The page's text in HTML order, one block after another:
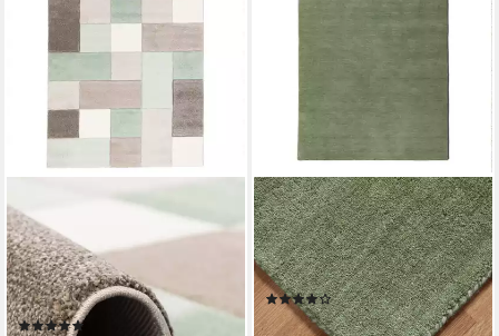
Designteppich Designer
Teppich Maui Pastell Grün
Beige Karo, Rechteckig, Höhe:
13 mm
STEFFENSMEIER
Wollteppich Nomade,
Rechteckig, Gabbeh, 100 %
Schurwolle
(30)
ab 49,90 € 129,90 €